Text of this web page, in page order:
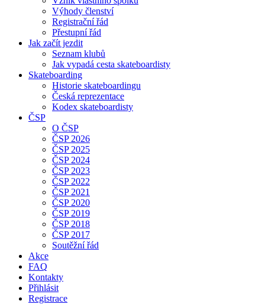
Výhody členství
Registrační řád
Přestupní řád
Jak začít jezdit
Seznam klubů
Jak vypadá cesta skateboardisty
Skateboarding
Historie skateboardingu
Česká reprezentace
Kodex skateboardisty
ČSP
O ČSP
ČSP 2026
ČSP 2025
ČSP 2024
ČSP 2023
ČSP 2022
ČSP 2021
ČSP 2020
ČSP 2019
ČSP 2018
ČSP 2017
Soutěžní řád
Akce
FAQ
Kontakty
Přihlásit
Registrace